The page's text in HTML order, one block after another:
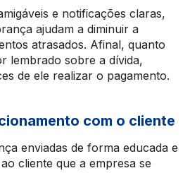
e notificações claras,
ajudam a diminuir a
atrasados. Afinal, quanto
lembrado sobre a dívida,
de ele realizar o pagamento.
com o cliente
enviadas de forma educada e
cliente que a empresa se